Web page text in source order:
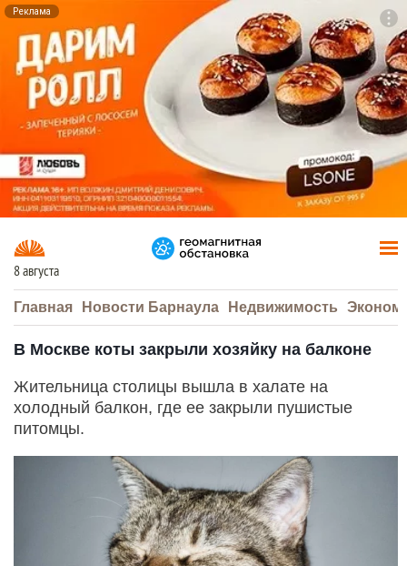
Реклама
8 августа
Главная Новости Барнаула Недвижимость
В Москве коты закрыли хозяйку на балконе
Жительница столицы вышла в халате на
холодный балкон, где ее закрыли пушистые
питомцы.